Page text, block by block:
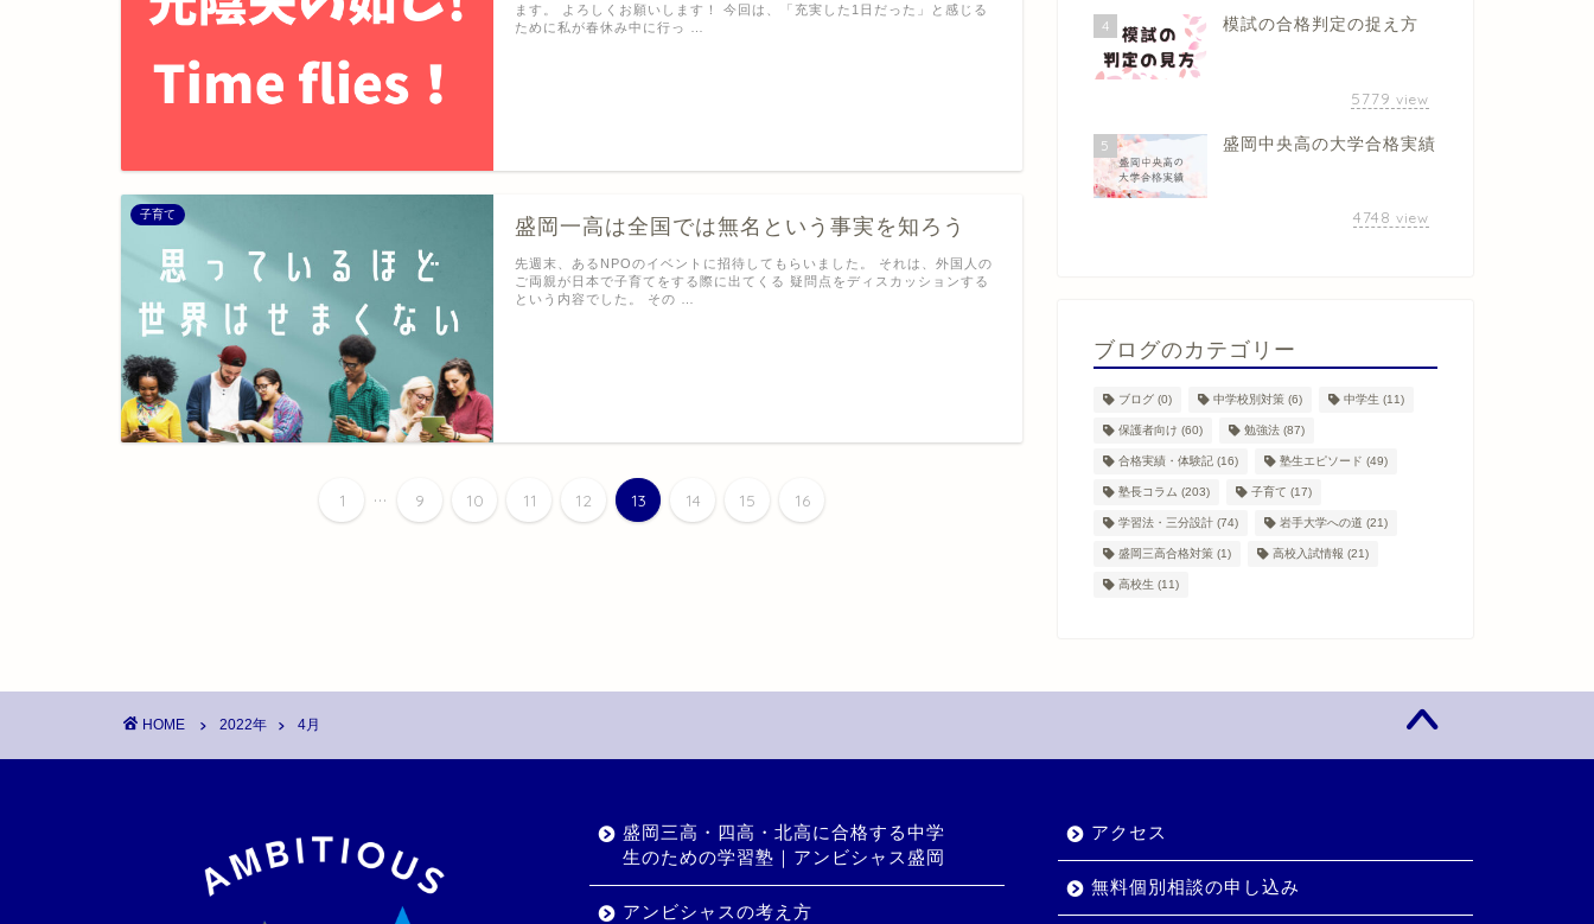
ます。 よろしくお願いします！ 今回は、「充実した1日だった」と感じる
ために私が春休み中に行っ …
子育て
盛岡一高は全国では無名という事実を知ろう
先週末、あるNPOのイベントに招待してもらいました。 それは、外国人の
ご両親が日本で子育てをする際に出てくる 疑問点をディスカッションする
という内容でした。 その …
1 ... 9 10 11 12 13 14 15 16
4 模試の合格判定の捉え方
5779 view
5 盛岡中央高の大学合格実績
4748 view
ブログのカテゴリー
ブログ(0) 中学校別対策 (6) 中学生 (11)
保護者向け (60) 勉強法(87)
合格実績・体験記(16) 塾生エピソード (49)
塾長コラム (203) 子育て (17)
学習法・三分設計(74) 岩手大学への道 (21)
盛岡三高合格対策 (1) 高校入試情報 (21)
高校生 (11)
HOME 2022年 4月
盛岡三高・四高・北高に合格する中学
生のための学習塾｜アンビシャス盛岡
アンビシャスの考え方
アクセス
無料個別相談の申し込み